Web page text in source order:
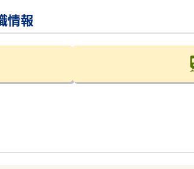
情報